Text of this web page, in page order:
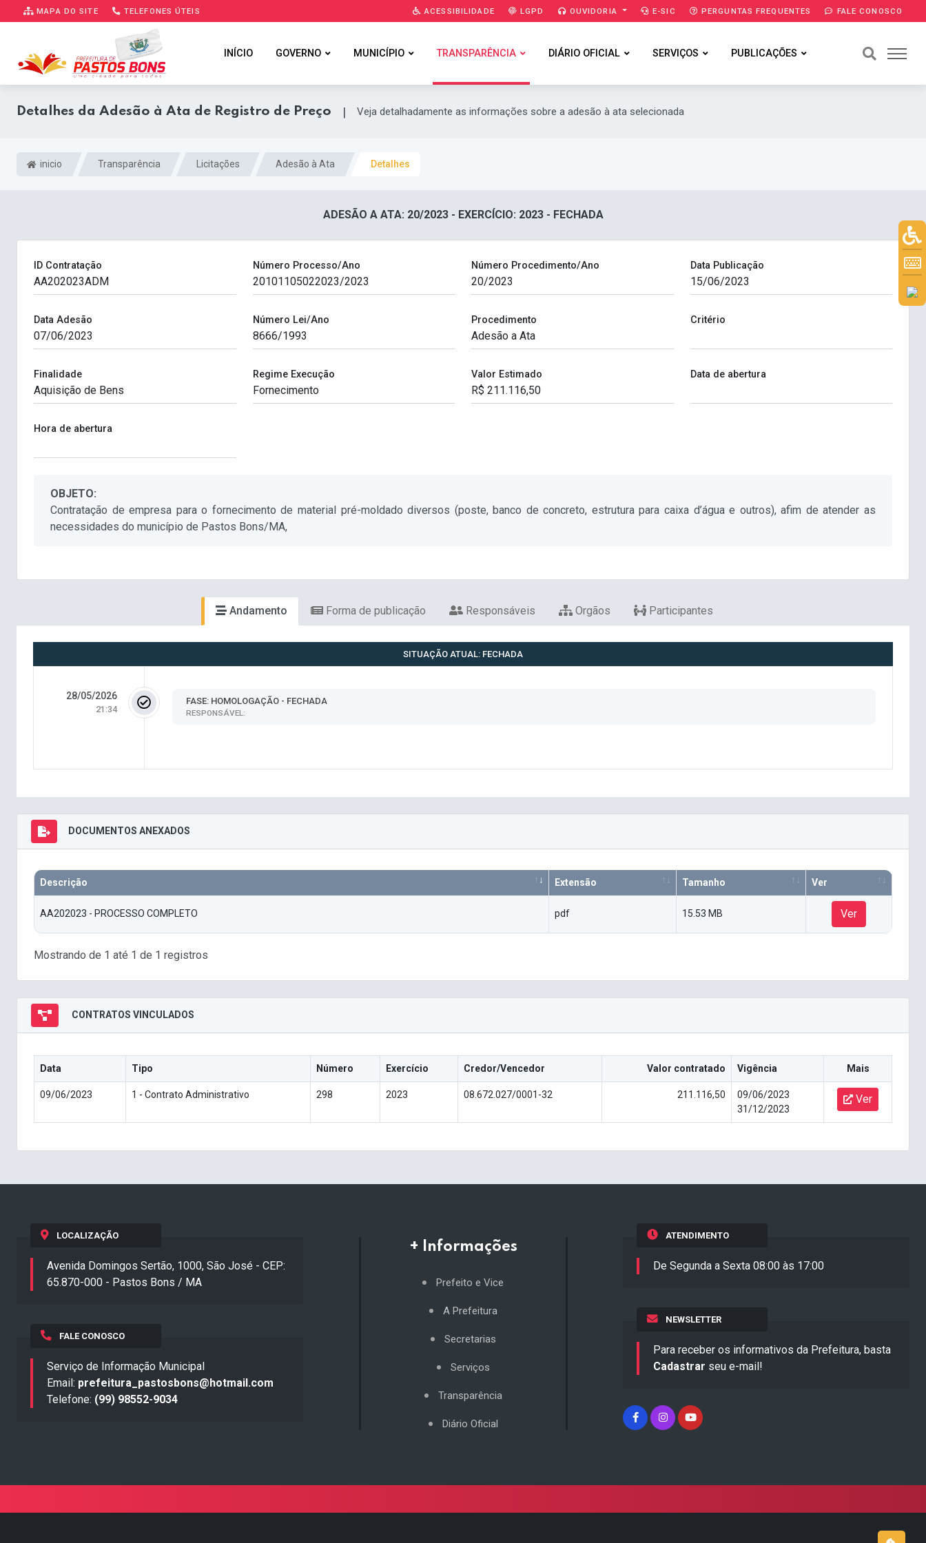
MAPA DO SITE TELEFONES ÚTEIS ACESSIBILIDADE LGPD OUVIDORIA E-SIC PERGUNTAS FREQUENTES FALE CONOSCO
INÍCIO GOVERNO MUNICÍPIO TRANSPARÊNCIA DIÁRIO OFICIAL SERVIÇOS PUBLICAÇÕES
Detalhes da Adesão à Ata de Registro de Preço | Veja detalhadamente as informações sobre a adesão à ata selecionada
inicio Transparência Licitações Adesão à Ata Detalhes
ADESÃO A ATA: 20/2023 - EXERCÍCIO: 2023 - FECHADA
ID Contratação Número Processo/Ano Número Procedimento/Ano Data Publicação
Data Adesão Número Lei/Ano Procedimento Critério
Finalidade Regime Execução Valor Estimado Data de abertura
Hora de abertura
OBJETO:
Contratação de empresa para o fornecimento de material pré-moldado diversos (poste, banco de concreto, estrutura para caixa d’água e outros), afim de atender as
necessidades do município de Pastos Bons/MA,
Andamento Forma de publicação Responsáveis Orgãos Participantes
SITUAÇÃO ATUAL: FECHADA
28/05/2026
21:34
FASE: HOMOLOGAÇÃO - FECHADA
RESPONSÁVEL:
DOCUMENTOS ANEXADOS
Descrição Extensão Tamanho Ver
AA202023 - PROCESSO COMPLETO pdf 15.53 MB Ver
Mostrando de 1 até 1 de 1 registros
CONTRATOS VINCULADOS
Data Tipo Número Exercício Credor/Vencedor Valor contratado Vigência Mais
09/06/2023 1 - Contrato Administrativo 298 2023 08.672.027/0001-32 211.116,50
09/06/2023
31/12/2023
Ver
LOCALIZAÇÃO
Avenida Domingos Sertão, 1000, São José - CEP:
65.870-000 - Pastos Bons / MA
FALE CONOSCO
Serviço de Informação Municipal
Email: prefeitura_pastosbons@hotmail.com
Telefone: (99) 98552-9034
+ Informações
Prefeito e Vice
A Prefeitura
Secretarias
Serviços
Transparência
Diário Oficial
ATENDIMENTO
De Segunda a Sexta 08:00 às 17:00
NEWSLETTER
Para receber os informativos da Prefeitura, basta
Cadastrar seu e-mail!